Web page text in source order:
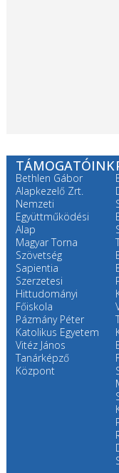
TÁMOGATÓINK
Bethlen Gábor
Alapkezelő Zrt.
Nemzeti
Együttműködési
Alap
Magyar Torna
Szövetség
Sapientia
Szerzetesi
Hittudományi
Főiskola
Pázmány Péter
Katolikus Egyetem
Vitéz János
Tanárképző
Központ